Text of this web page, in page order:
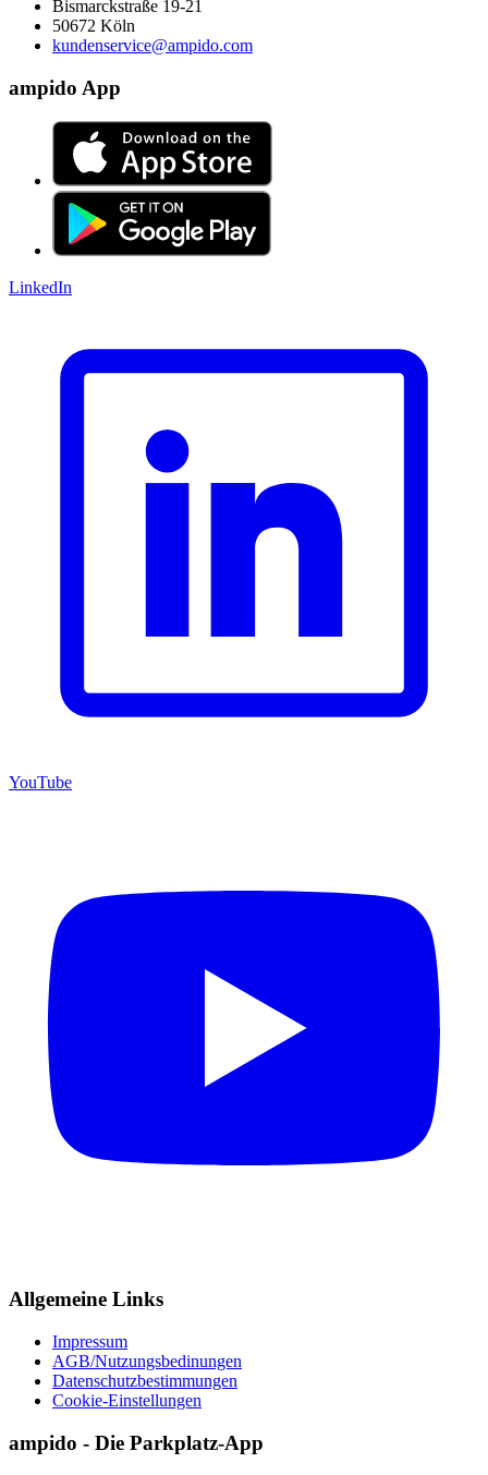
Bismarckstraße 19-21
50672 Köln
kundenservice@ampido.com
ampido App
LinkedIn
YouTube
Allgemeine Links
Impressum
AGB/Nutzungsbedinungen
Datenschutzbestimmungen
Cookie-Einstellungen
ampido - Die Parkplatz-App